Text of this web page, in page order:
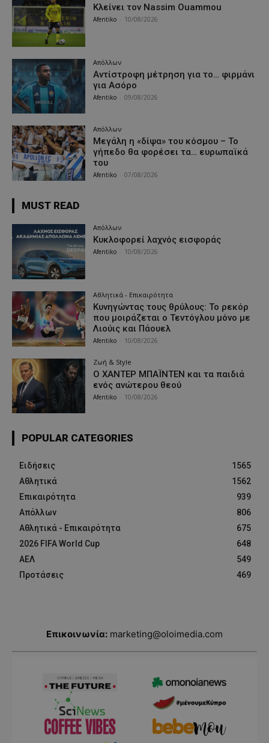
Κλείνει τον Nassim Ouammou
Afentiko 10/08/2026
Απόλλων
Αντίστροφη μέτρηση για το… φιρμάνι
για Ασόρο
Afentiko 09/08/2026
Απόλλων
Μεγάλη η «δίψα» του κόσμου – Το
γήπεδο θα φορέσει τα… ευρωπαϊκά
του
Afentiko 07/08/2026
MUST READ
Απόλλων
Κυκλοφορεί λαχνός εισφοράς
Afentiko 10/08/2026
Αθλητικά - Επικαιρότητα
Κυνηγώντας τους θρύλους: Το ρεκόρ
που μοιράζεται ο Τεντόγλου μόνο με
Λιούις και Πάουελ
Afentiko 10/08/2026
Ζωή & Style
Ο ΧΑΝΤΕΡ ΜΠΑΪΝΤΕΝ και τα παιδιά
ενός ανώτερου θεού
Afentiko 10/08/2026
POPULAR CATEGORIES
Ειδήσεις
1565
Αθλητικά
1562
Επικαιρότητα
939
Απόλλων
806
Αθλητικά - Επικαιρότητα
675
2026 FIFA World Cup
648
ΑΕΛ
549
Προτάσεις
469
Επικοινωνία: marketing@oloimedia.com